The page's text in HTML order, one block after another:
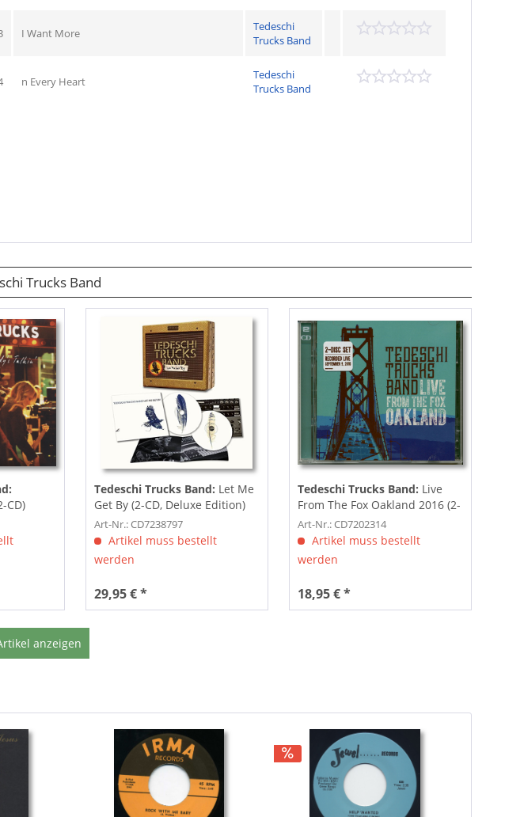
I Want More
Tedeschi
Trucks Band
n Every Heart
Tedeschi
Trucks Band
Trucks Band
CD)
Tedeschi Trucks Band: Let Me
Get By (2-CD, Deluxe Edition)
Art-Nr.: CD7238797
Artikel muss bestellt
werden
29,95 € *
Tedeschi Trucks Band: Live
From The Fox Oakland 2016 (2-
CD)
Art-Nr.: CD7202314
Artikel muss bestellt
werden
18,95 € *
anzeigen